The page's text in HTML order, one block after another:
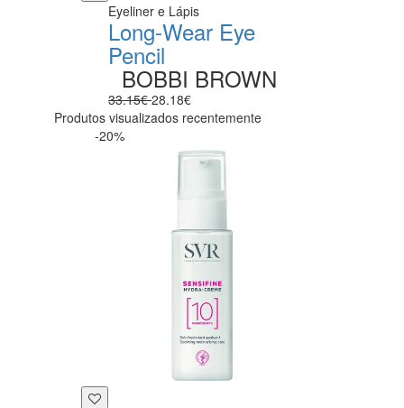
Eyeliner e Lápis
Long-Wear Eye
Pencil
BOBBI BROWN
33.15€28.18€
Produtos visualizados recentemente
-20%